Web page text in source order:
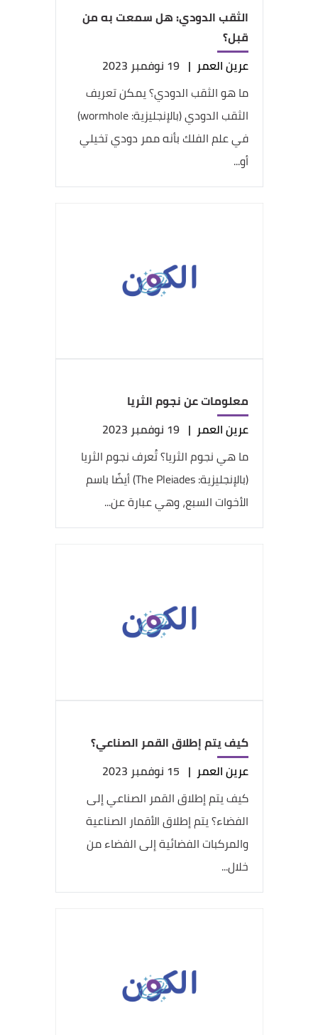
الثقب الدودي: هل سمعت به من
قبل؟
عرين العمر | 19 نوفمبر 2023
ما هو الثقب الدودي؟ يمكن تعريف
الثقب الدودي (بالإنجليزية: wormhole)
في علم الفلك بأنه ممر دودي تخيلي
أو...
معلومات عن نجوم الثريا
عرين العمر | 19 نوفمبر 2023
ما هي نجوم الثريا؟ تُعرف نجوم الثريا
(بالإنجليزية: The Pleiades) أيضًا باسم
الأخوات السبع، وهي عبارة عن...
كيف يتم إطلاق القمر الصناعي؟
عرين العمر | 15 نوفمبر 2023
كيف يتم إطلاق القمر الصناعي إلى
الفضاء؟ يتم إطلاق الأقمار الصناعية
والمركبات الفضائية إلى الفضاء من
خلال...